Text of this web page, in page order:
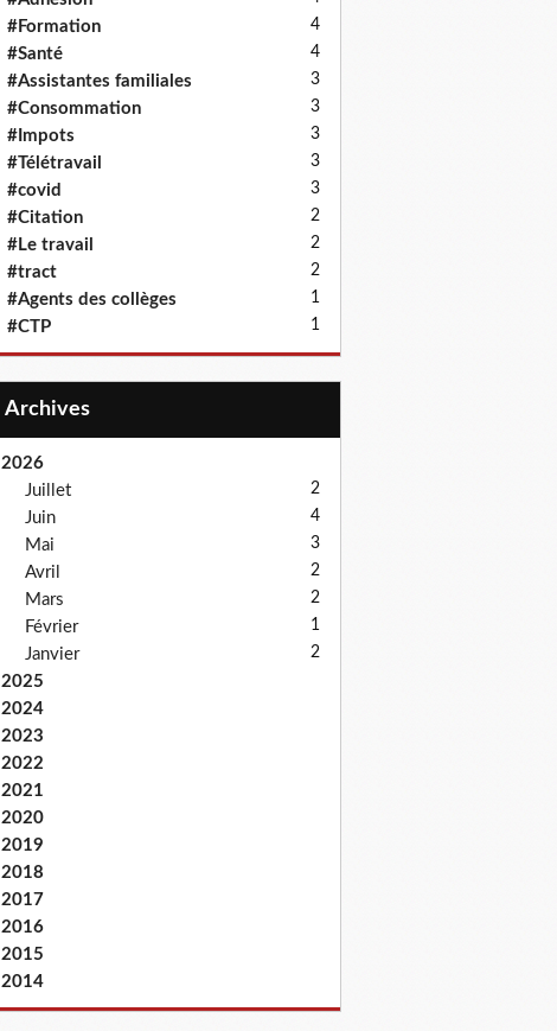
#Formation 4
#Santé 4
#Assistantes familiales 3
#Consommation 3
#Impots 3
#Télétravail 3
#covid 3
#Citation 2
#Le travail 2
#tract 2
#Agents des collèges 1
#CTP 1
Archives
2026
Juillet
2
Juin 4
Mai 3
Avril 2
Mars 2
Février 1
Janvier 2
2025
2024
2023
2022
2021
2020
2019
2018
2017
2016
2015
2014